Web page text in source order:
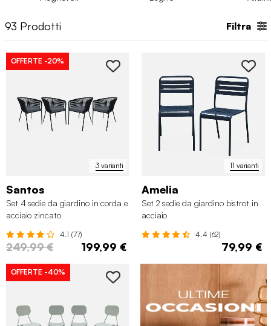
stile che hai in mente. Perché resteranno esposte ogni giorno
curato. Da sweeek trovi
sedie e poltrone da giardino
93 Prodotti Filtra
3 varianti
OFFERTE -20%
Santos
Set 4 sedie da giardino in corda e
acciaio zincato
4.1 (77)
249,99 € 199,99 €
11 varianti
Amelia
Set 2 sedie da giardino bistrot in
acciaio
4.4 (62)
79,99 €
OFFERTE -40%